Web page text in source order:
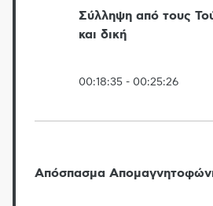
Σύλληψη από τους
και δική
00:18:35 - 00:25:26
Απόσπασμα